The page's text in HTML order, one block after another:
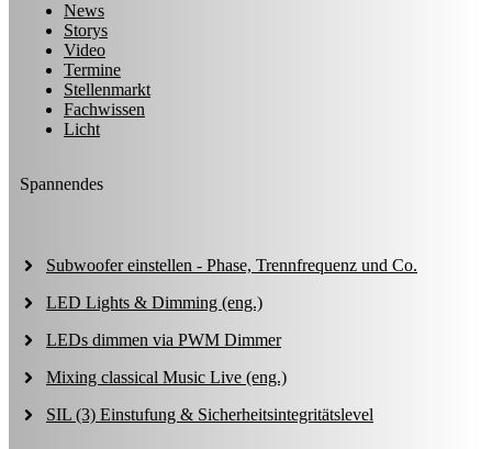
News
Storys
Video
Termine
Stellenmarkt
Fachwissen
Licht
Spannendes
Subwoofer einstellen - Phase, Trennfrequenz und Co.
LED Lights & Dimming (eng.)
LEDs dimmen via PWM Dimmer
Mixing classical Music Live (eng.)
SIL (3) Einstufung & Sicherheitsintegritätslevel